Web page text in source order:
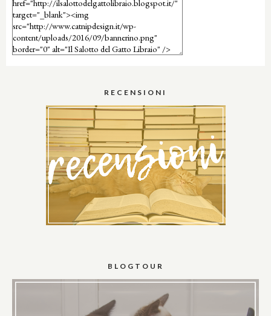
RECENSIONI
BLOGTOUR